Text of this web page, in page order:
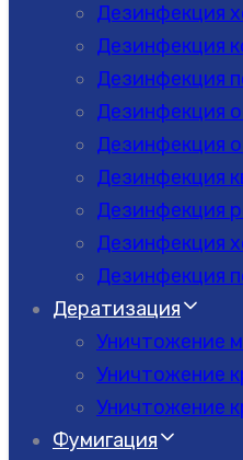
Дезинфекция
Дезинфекция
Дезинфекция
Дезинфекция
Дезинфекция
Дезинфекция
Дезинфекция
Дезинфекция
Дезинфекция
Дератизация
Уничтожение
Уничтожение
Уничтожение
Фумигация